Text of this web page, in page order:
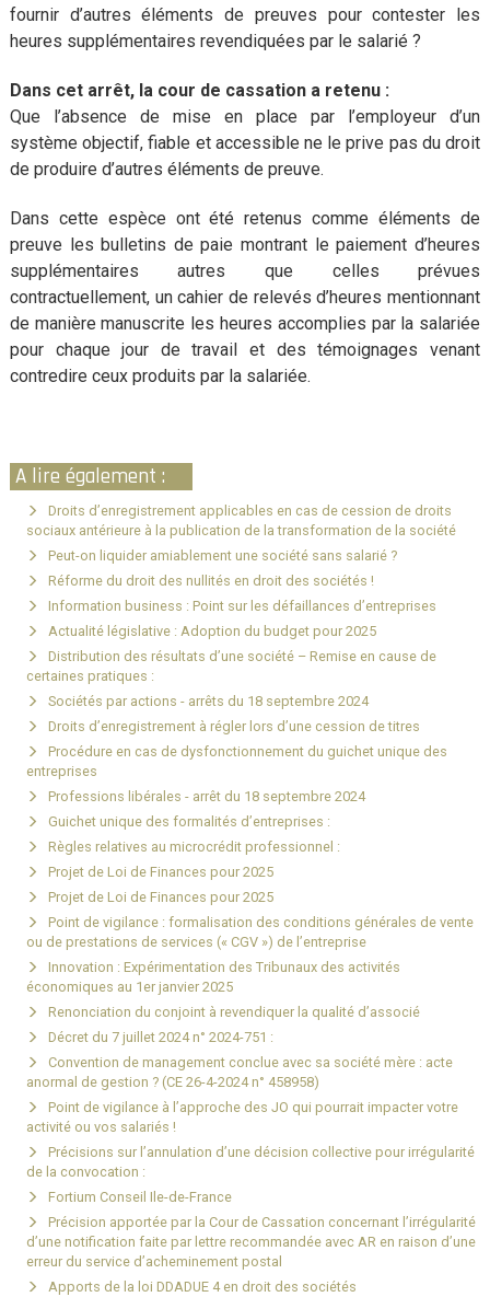
fournir d’autres éléments de preuves pour contester les
heures supplémentaires revendiquées par le salarié ?
Dans cet arrêt, la cour de cassation a retenu :
Que l’absence de mise en place par l’employeur d’un
système objectif, fiable et accessible ne le prive pas du droit
de produire d’autres éléments de preuve.
Dans cette espèce ont été retenus comme éléments de
preuve les bulletins de paie montrant le paiement d’heures
supplémentaires autres que celles prévues
contractuellement, un cahier de relevés d’heures mentionnant
de manière manuscrite les heures accomplies par la salariée
pour chaque jour de travail et des témoignages venant
contredire ceux produits par la salariée.
A lire également :
Droits d’enregistrement applicables en cas de cession de droits
sociaux antérieure à la publication de la transformation de la société
Peut-on liquider amiablement une société sans salarié ?
Réforme du droit des nullités en droit des sociétés !
Information business : Point sur les défaillances d’entreprises
Actualité législative : Adoption du budget pour 2025
Distribution des résultats d’une société – Remise en cause de
certaines pratiques :
Sociétés par actions - arrêts du 18 septembre 2024
Droits d’enregistrement à régler lors d’une cession de titres
Procédure en cas de dysfonctionnement du guichet unique des
entreprises
Professions libérales - arrêt du 18 septembre 2024
Guichet unique des formalités d’entreprises :
Règles relatives au microcrédit professionnel :
Projet de Loi de Finances pour 2025
Projet de Loi de Finances pour 2025
Point de vigilance : formalisation des conditions générales de vente
ou de prestations de services (« CGV ») de l’entreprise
Innovation : Expérimentation des Tribunaux des activités
économiques au 1er janvier 2025
Renonciation du conjoint à revendiquer la qualité d’associé
Décret du 7 juillet 2024 n° 2024-751 :
Convention de management conclue avec sa société mère : acte
anormal de gestion ? (CE 26-4-2024 n° 458958)
Point de vigilance à l’approche des JO qui pourrait impacter votre
activité ou vos salariés !
Précisions sur l’annulation d’une décision collective pour irrégularité
de la convocation :
Fortium Conseil Ile-de-France
Précision apportée par la Cour de Cassation concernant l’irrégularité
d’une notification faite par lettre recommandée avec AR en raison d’une
erreur du service d’acheminement postal
Apports de la loi DDADUE 4 en droit des sociétés